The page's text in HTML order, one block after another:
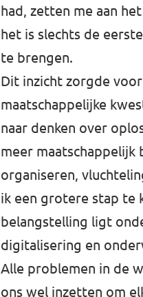
had, zetten me aan
het is slechts de
te brengen.
Dit inzicht zorgde
maatschappelijke
naar denken over
meer
organiseren,
ik een grotere stap te
belangstelling ligt
digitalisering en
Alle problemen in de
ons wel inzetten om